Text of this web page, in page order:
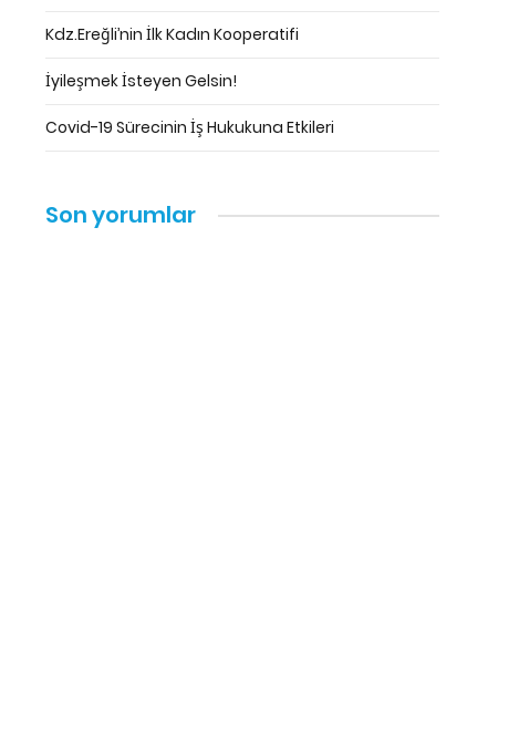
Kdz.Ereğli’nin İlk Kadın Kooperatifi
İyileşmek İsteyen Gelsin!
Covid-19 Sürecinin İş Hukukuna Etkileri
Son yorumlar